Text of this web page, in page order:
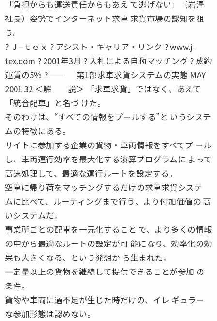
「負担からも運送責任からもあえ て逃げない」（岩澤
社長）姿勢でインターネット求車 求貨市場の認知を狙
う。
? Ｊ−ｔｅｘ ? アシスト・キャリア・リンク ? www.j-
tex.com ? 2001年3月 ? 入札による自動マッチング ? 成約
運賃の5％ ? ―― 第1部求車求貨システムの実態 MAY
2001 32 ＜解 説＞ 「求車求貨」ではなく、あえて
「統合配車」と名づ けた。
そのわけは、“すべての情報をプールする”と いうシステ
ムの特徴にある。
サイトに参加する企業の貨物・車両情報をすべてプ ール
し、車両運行効率を最大化する演算プログラムに よって
高速処理して、最適な運行ルートを設定する。
空車に帰り荷をマッチングするだけの求車求貨システ
ムに比べて、ルーティングまで行う、より付加価値の 高
いシステムだ。
事業所ごとの配車を一元化すること で、より多くの情報
の中から最適なルートの設定が可 能になり、効率化の効
果も大きくなる、という発想か ら生まれた。
一定量以上の貨物を継続して提供できることが参加 の
条件。
貨物や車両に過不足が生じた時だけの、イレ ギュラー
な参加形態は認めない。